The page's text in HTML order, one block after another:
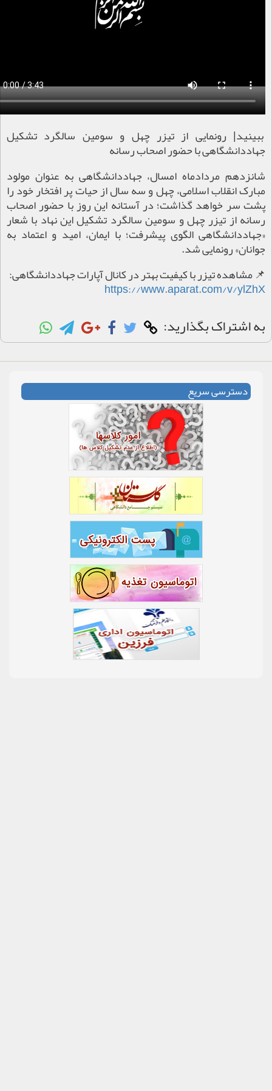
ببینید| رونمایی از تیزر چهل و سومین سالگرد تشکیل
جهاددانشگاهی با حضور اصحاب رسانه
شانزدهم مردادماه امسال، جهاددانشگاهی به عنوان مولود
مبارک انقلاب اسلامی، چهل و سه سال از حیات پر افتخار خود را
پشت سر خواهد گذاشت؛ در آستانه این روز با حضور اصحاب
رسانه از تیزر چهل و سومین سالگرد تشکیل این نهاد با شعار
«جهاددانشگاهی الگوی پیشرفت؛ با ایمان، امید و اعتماد به
جوانان» رونمایی شد.
📌 مشاهده تیزر با کیفیت بهتر در کانال آپارات جهاددانشگاهی:
https://www.aparat.com/v/ylZhX
به اشتراک بگذارید:
دسترسی سریع